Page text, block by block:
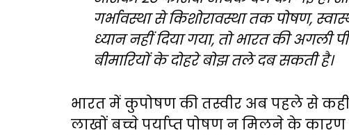
गर्भावस्था से किशोरावस्था तक पोषण,
ध्यान नहीं दिया गया, तो भारत की
बीमारियों के दोहरे बोझ तले दब सकती है।
भारत में कुपोषण की तस्वीर अब पहले से
लाखों बच्चे पर्याप्त पोषण न मिलने के